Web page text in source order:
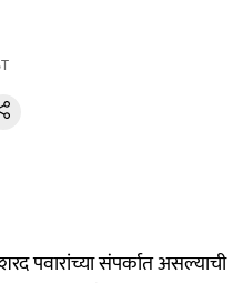
पवारांच्या संपर्कात असल्याची